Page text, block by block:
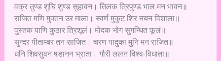
वक्र तुण्ड शुचि शुण्ड सुहावन। तिलक त्रिपुण्ड भाल मन भावन॥
राजित मणि मुक्तन उर माला। स्वर्ण मुकुट शिर नयन विशाला॥
पुस्तक पाणि कुठार त्रिशूलं। मोदक भोग सुगन्धित फूलं॥
सुन्दर पीताम्बर तन साजित। चरण पादुका मुनि मन राजित॥
धनि शिवसुवन षडानन भ्राता। गौरी ललन विश्व-विधाता॥